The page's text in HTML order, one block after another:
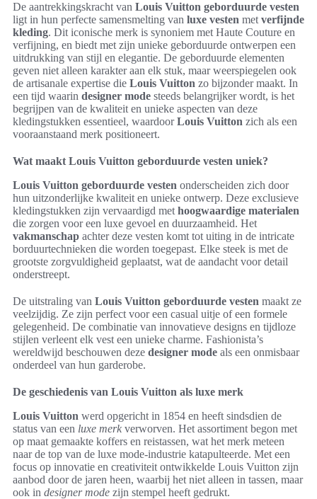
De aantrekkingskracht van Louis Vuitton geborduurde vesten
ligt in hun perfecte samensmelting van luxe vesten met verfijnde
kleding. Dit iconische merk is synoniem met Haute Couture en
verfijning, en biedt met zijn unieke geborduurde ontwerpen een
uitdrukking van stijl en elegantie. De geborduurde elementen
geven niet alleen karakter aan elk stuk, maar weerspiegelen ook
de artisanale expertise die Louis Vuitton zo bijzonder maakt. In
een tijd waarin designer mode steeds belangrijker wordt, is het
begrijpen van de kwaliteit en unieke aspecten van deze
kledingstukken essentieel, waardoorLouis Vuitton zich als een
vooraanstaand merk positioneert.
Wat maakt Louis Vuitton geborduurde vesten uniek?
Louis Vuitton geborduurde vesten onderscheiden zich door
hun uitzonderlijke kwaliteit en unieke ontwerp. Deze exclusieve
kledingstukken zijn vervaardigd met hoogwaardige materialen
die zorgen voor een luxe gevoel en duurzaamheid. Het
vakmanschap achter deze vesten komt tot uiting in de intricate
borduurtechnieken die worden toegepast. Elke steek is met de
grootste zorgvuldigheid geplaatst, wat de aandacht voor detail
onderstreept.
De uitstraling van Louis Vuitton geborduurde vesten maakt ze
veelzijdig. Ze zijn perfect voor een casual uitje of een formele
gelegenheid. De combinatie van innovatieve designs en tijdloze
stijlen verleent elk vest een unieke charme. Fashionista’s
wereldwijd beschouwen deze designer mode als een onmisbaar
onderdeel van hun garderobe.
De geschiedenis van Louis Vuitton als luxe merk
Louis Vuitton werd opgericht in 1854 en heeft sindsdien de
status van een luxe merk verworven. Het assortiment begon met
op maat gemaakte koffers en reistassen, wat het merk meteen
naar de top van de luxe mode-industrie katapulteerde. Met een
focus op innovatie en creativiteit ontwikkelde Louis Vuitton zijn
aanbod door de jaren heen, waarbij het niet alleen in tassen, maar
ook in designer mode zijn stempel heeft gedrukt.